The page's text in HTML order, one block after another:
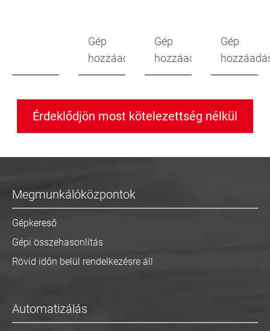
Gép
hozzáadása
Gép
hozzáadása
Gép
Érdeklődjön most kötelezettség nélkül
Megmunkálóközpontok
Gépkereső
Gépi összehasonlítás
Rövid időn belül rendelkezésre áll
Automatizálás